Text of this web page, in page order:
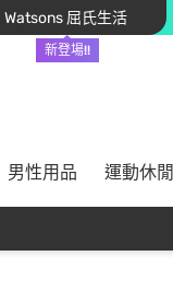
Watsons 屈氏生活
新登場!!
男性用品 運動休閒